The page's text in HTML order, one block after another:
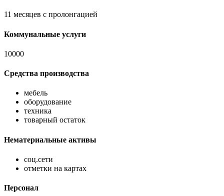
11 месяцев с пролонгацией
Коммунальные услуги
10000
Средства производства
мебель
оборудование
техника
товарный остаток
Нематериальные активы
соц.сети
отметки на картах
Персонал